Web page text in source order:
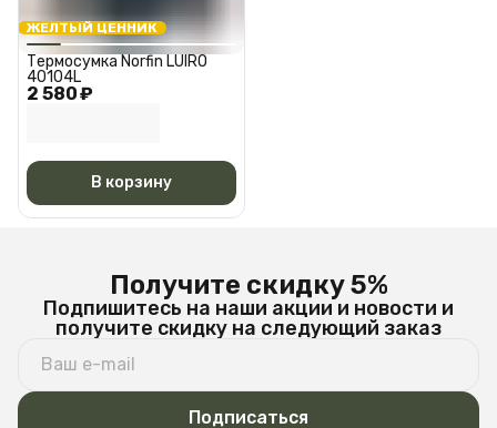
ЖЕЛТЫЙ ЦЕННИК
2 580 ₽
Термосумка Norfin LUIRO
40104L
В корзину
Получите скидку 5%
Подпишитесь на наши акции и новости и
получите скидку на следующий заказ
Подписаться